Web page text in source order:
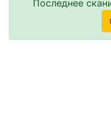
Последнее